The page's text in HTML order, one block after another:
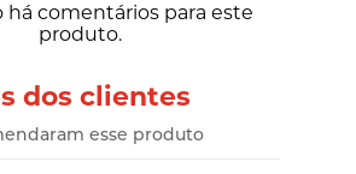
há comentários para este
produto.
dos clientes
esse produto